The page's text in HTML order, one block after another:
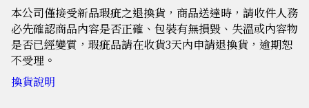
本公司僅接受新品瑕疵之退換貨，商品送達時，請收件人務
必先確認商品內容是否正確、包裝有無損毀、失溫或內容物
是否已經變質，瑕疵品請在收貨3天內申請退換貨，逾期恕
不受理。
換貨說明